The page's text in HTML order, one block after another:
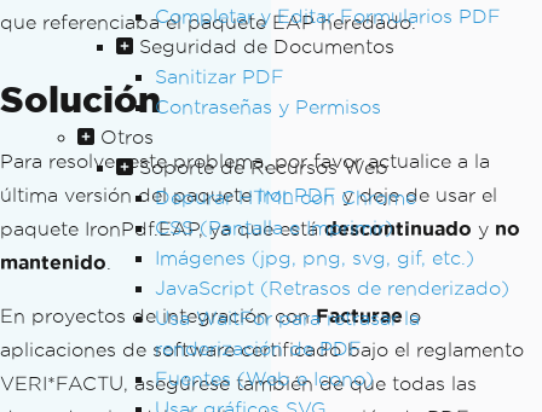
Completar y Editar Formularios PDF
Seguridad de Documentos
Sanitizar PDF
Contraseñas y Permisos
Otros
Soporte de Recursos Web
Depurar HTML con Chrome
CSS (Pantalla e Imprimir)
Imágenes (jpg, png, svg, gif, etc.)
JavaScript (Retrasos de renderizado)
Usa WaitFor para retrasar la
renderización de PDF
Fuentes (Web e Icono)
que referenciaba el paquete EAP heredado.
Solución
Para resolver este problema, por favor actualice a la
última versión del paqueteIronPDF y deje de usar el
paquete IronPdf.EAP, ya que estádescontinuado y no
mantenido
En proyectos de integración conFacturaeo
aplicaciones de software certificado bajo el reglamento
VERI*FACTU, asegúrese también de que todas las